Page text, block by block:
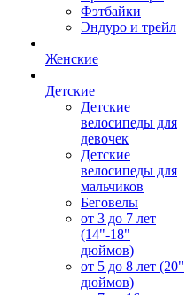
Фэтбайки
Эндуро и трейл
Женские
Детские
Детские
велосипеды для
девочек
Детские
велосипеды для
мальчиков
Беговелы
от 3 до 7 лет
(14"-18"
дюймов)
от 5 до 8 лет (20"
дюймов)